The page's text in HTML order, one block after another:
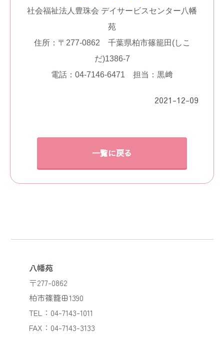
社会福祉法人豊珠会 デイサービスセンター八幡
苑
住所：〒277-0862 千葉県柏市篠籠田(しこ
だ)1386-7
電話：04-7146-6471 担当：黒﨑
2021-12-09
一覧に戻る
八幡苑
〒277-0862
柏市篠籠田1390
TEL：04-7143-1011
FAX：04-7143-3133